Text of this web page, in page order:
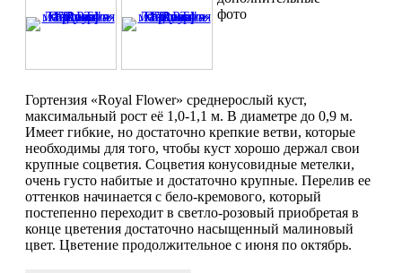
фото
Гортензия «Royal Flower» среднерослый куст,
максимальный рост её 1,0-1,1 м. В диаметре до 0,9 м.
Имеет гибкие, но достаточно крепкие ветви, которые
необходимы для того, чтобы куст хорошо держал свои
крупные соцветия. Соцветия конусовидные метелки,
очень густо набитые и достаточно крупные. Перелив ее
оттенков начинается с бело-кремового, который
постепенно переходит в светло-розовый приобретая в
конце цветения достаточно насыщенный малиновый
цвет. Цветение продолжительное с июня по октябрь.